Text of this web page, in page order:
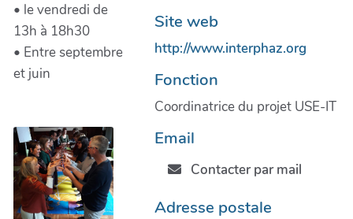
• le vendredi de
13h à 18h30
• Entre septembre
et juin
Site web
http://www.interphaz.org
Fonction
Coordinatrice du projet USE-IT
Email
Contacter par mail
Adresse postale